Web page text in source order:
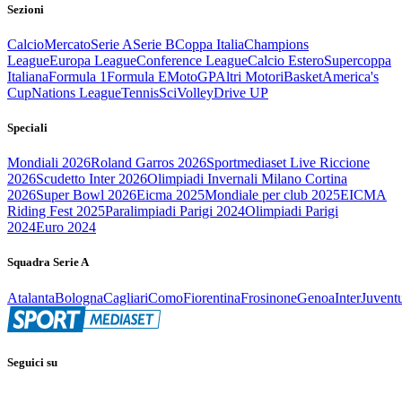
Sezioni
CalcioMercatoSerie ASerie BCoppa ItaliaChampions
LeagueEuropa LeagueConference LeagueCalcio EsteroSupercoppa
ItalianaFormula 1Formula EMotoGPAltri MotoriBasketAmerica's
CupNations LeagueTennisSciVolleyDrive UP
Speciali
Mondiali 2026Roland Garros 2026Sportmediaset Live Riccione
2026Scudetto Inter 2026Olimpiadi Invernali Milano Cortina
2026Super Bowl 2026Eicma 2025Mondiale per club 2025EICMA
Riding Fest 2025Paralimpiadi Parigi 2024Olimpiadi Parigi
2024Euro 2024
Squadra Serie A
AtalantaBolognaCagliariComoFiorentinaFrosinoneGenoaInter
Seguici su